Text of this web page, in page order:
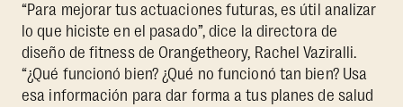
“Para mejorar tus actuaciones futuras, es útil analizar
lo que hiciste en el pasado”, dice la directora de
diseño de fitness de Orangetheory, Rachel Vaziralli.
“¿Qué funcionó bien? ¿Qué no funcionó tan bien? Usa
esa información para dar forma a tus planes de salud